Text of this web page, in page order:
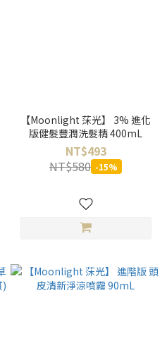
【Moonlight 莯光】 3% 進化
版健髮豐潤洗髮精 400mL
NT$493
NT$580 -15%